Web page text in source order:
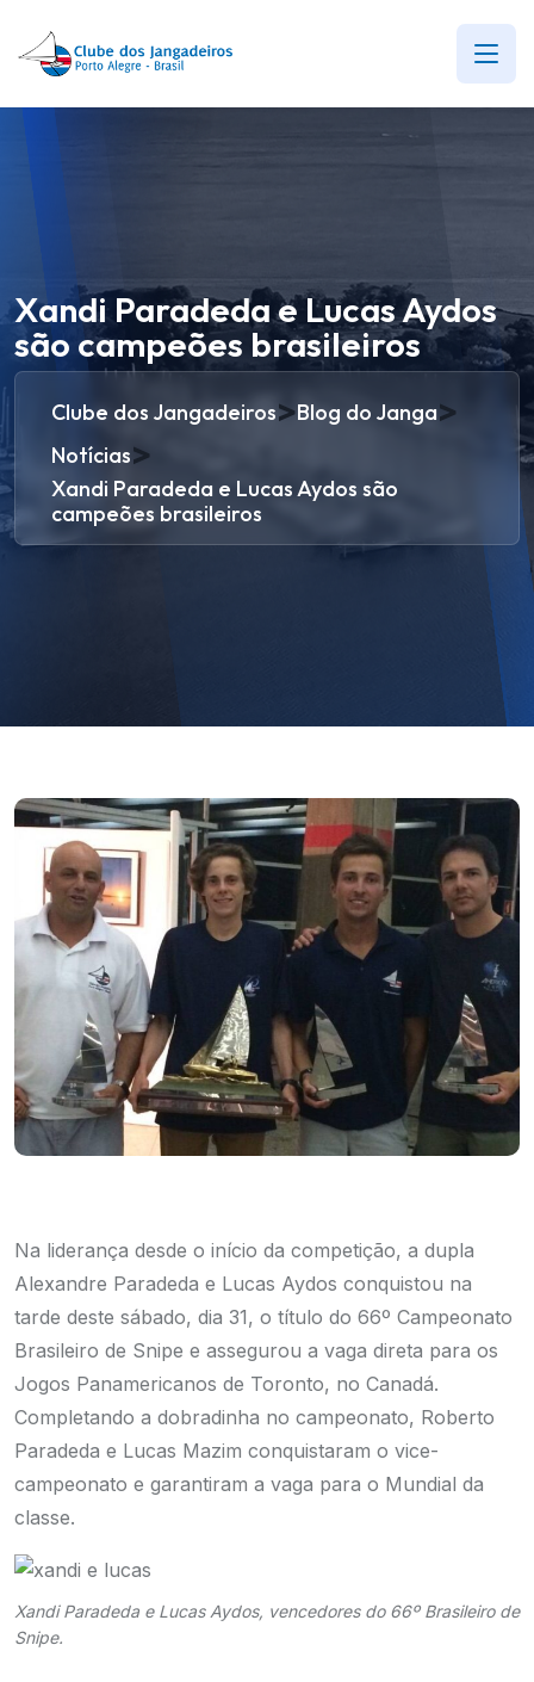
Xandi Paradeda e Lucas Aydos
são campeões brasileiros
Clube dos Jangadeiros>Blog do Janga>
Notícias>
Xandi Paradeda e Lucas Aydos são
campeões brasileiros
Na liderança desde o início da competição, a dupla
Alexandre Paradeda e Lucas Aydos conquistou na
tarde deste sábado, dia 31, o título do 66º Campeonato
Brasileiro de Snipe e assegurou a vaga direta para os
Jogos Panamericanos de Toronto, no Canadá.
Completando a dobradinha no campeonato, Roberto
Paradeda e Lucas Mazim conquistaram o vice-
campeonato e garantiram a vaga para o Mundial da
classe.
Xandi Paradeda e Lucas Aydos, vencedores do 66º Brasileiro de
Snipe.